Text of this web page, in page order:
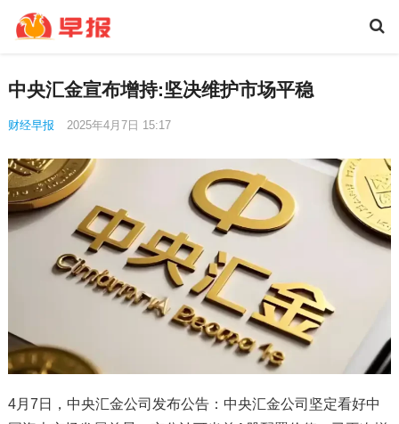
中央汇金宣布增持:坚决维护市场平稳
财经早报 2025年4月7日 15:17
4月7日，中央汇金公司发布公告：中央汇金公司坚定看好中